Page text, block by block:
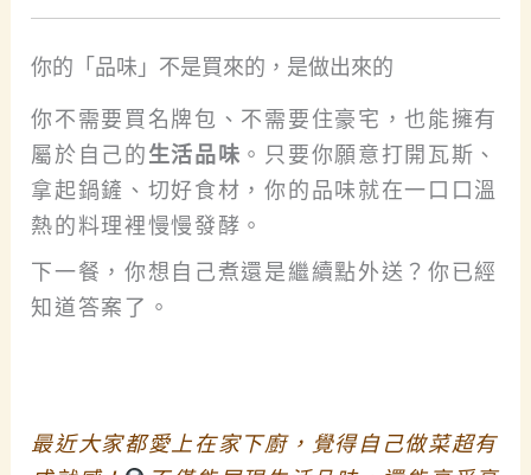
你的「品味」不是買來的，是做出來的
你不需要買名牌包、不需要住豪宅，也能擁有
屬於自己的生活品味 。只要你願意打開瓦斯、
拿起鍋鏟、切好食材，你的品味就在一口口溫
熱的料理裡慢慢發酵。
下一餐，你想自己煮還是繼續點外送？你已經
知道答案了。
最近大家都愛上在家下廚，覺得自己做菜超有